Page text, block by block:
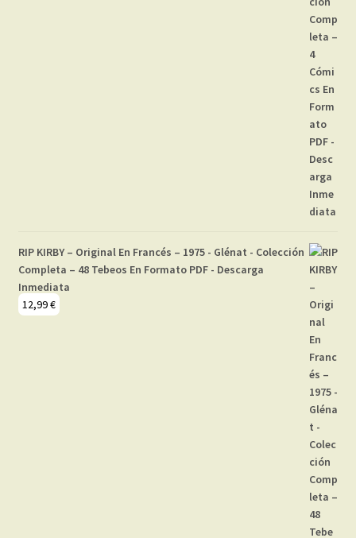
RIP KIRBY – Original En Francés – 1975 - Glénat - Colección
Completa – 48 Tebeos En Formato PDF - Descarga
Inmediata
12,99€